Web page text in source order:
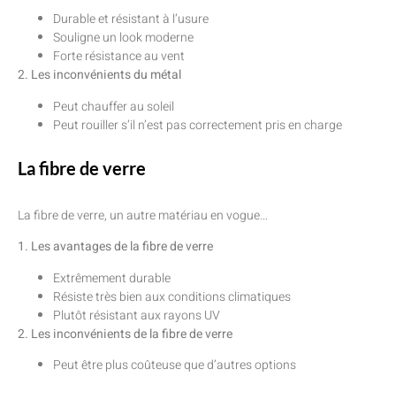
Durable et résistant à l’usure
Souligne un look moderne
Forte résistance au vent
2. Les inconvénients du métal
Peut chauffer au soleil
Peut rouiller s’il n’est pas correctement pris en charge
La fibre de verre
La fibre de verre, un autre matériau en vogue…
1. Les avantages de la fibre de verre
Extrêmement durable
Résiste très bien aux conditions climatiques
Plutôt résistant aux rayons UV
2. Les inconvénients de la fibre de verre
Peut être plus coûteuse que d’autres options